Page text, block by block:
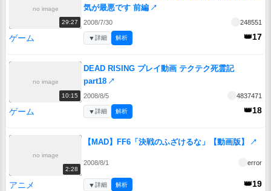
no image
29:27
気が最悪です 前編 ↗
2008/7/30 248551
ゲーム 👑17
▼詳細 解析
no image
10:15
DEAD RISING プレイ動画 テクテク死霊記
part18 ↗
2008/8/5 4837471
ゲーム 👑18
▼詳細 解析
no image
2:28
【MAD】FF6「決戦のふざけるな」【動画版】 ↗
2008/8/1 error
アニメ 👑19
▼詳細 解析